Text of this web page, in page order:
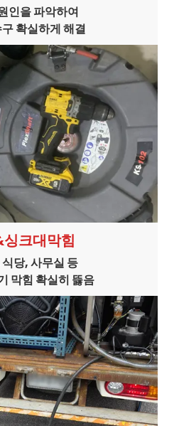
인을 파악하여
확실하게 해결
크대막힘
당, 사무실 등
막힘 확실히 뜷음